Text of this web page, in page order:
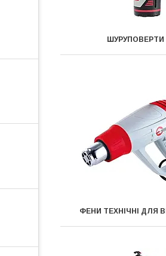
ШУРУПОВЕРТИ
ФЕНИ ТЕХНІЧНІ ДЛЯ